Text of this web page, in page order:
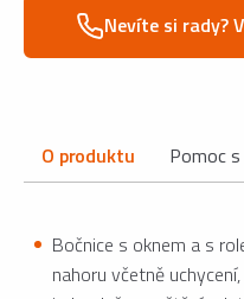
Nevíte si rady?
O produktu Pomoc
Bočnice s oknem a s
nahoru včetně